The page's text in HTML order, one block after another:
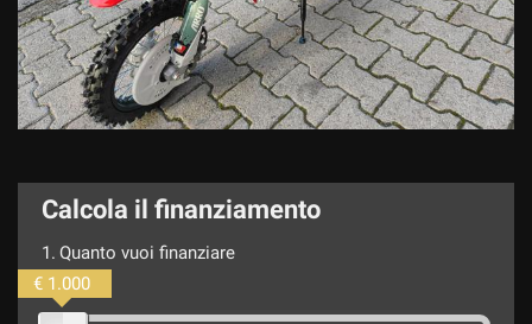
Calcola il finanziamento
1. Quanto vuoi finanziare
€ 1.000